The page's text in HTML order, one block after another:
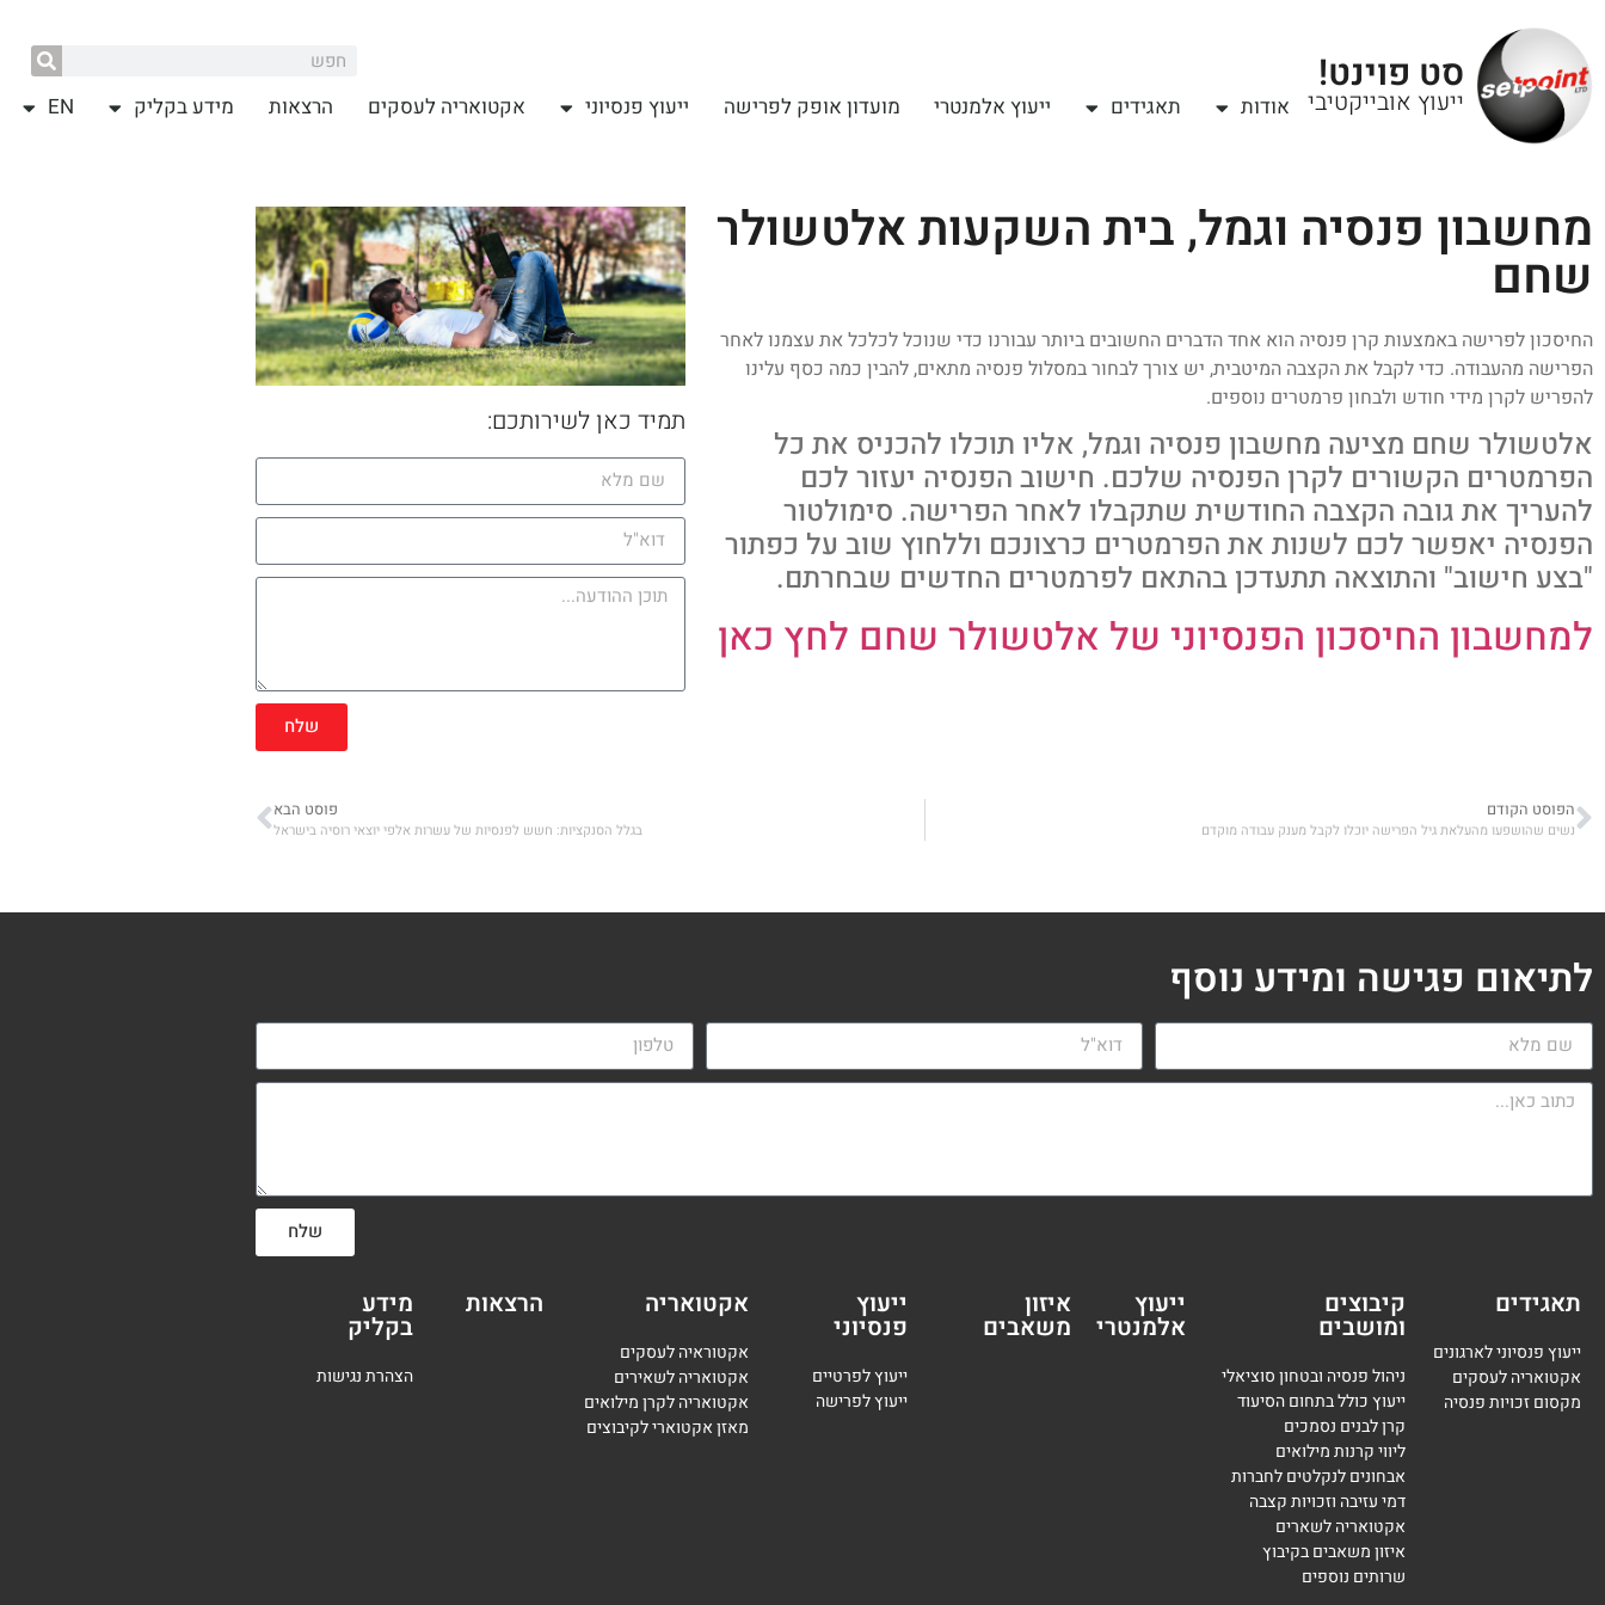
סט פוינט!
ייעוץ אובייקטיבי אודות תאגידים ייעוץ אלמנטרי מועדון אופק לפרישה ייעוץ פנסיוני אקטואריה לעסקים הרצאות מידע בקליק EN
מחשבון פנסיה וגמל, בית השקעות אלטשולר
שחם
החיסכון לפרישה באמצעות קרן פנסיה הוא אחד הדברים החשובים ביותר עבורנו כדי שנוכל לכלכל את עצמנו לאחר
הפרישה מהעבודה. כדי לקבל את הקצבה המיטבית, יש צורך לבחור במסלול פנסיה מתאים, להבין כמה כסף עלינו
להפריש לקרן מידי חודש ולבחון פרמטרים נוספים.
אלטשולר שחם מציעה מחשבון פנסיה וגמל, אליו תוכלו להכניס את כל
הפרמטרים הקשורים לקרן הפנסיה שלכם. חישוב הפנסיה יעזור לכם
להעריך את גובה הקצבה החודשית שתקבלו לאחר הפרישה. סימולטור
הפנסיה יאפשר לכם לשנות את הפרמטרים כרצונכם וללחוץ שוב על כפתור
"בצע חישוב" והתוצאה תתעדכן בהתאם לפרמטרים החדשים שבחרתם.
למחשבון החיסכון הפנסיוני של אלטשולר שחם לחץ כאן
תמיד כאן לשירותכם:
שלח
הפוסט הקודם
נשים שהושפעו מהעלאת גיל הפרישה יוכלו לקבל מענק עבודה מוקדם
פוסט הבא
בגלל הסנקציות: חשש לפנסיות של עשרות אלפי יוצאי רוסיה בישראל
לתיאום פגישה ומידע נוסף
שלח
תאגידים
ייעוץ פנסיוני לארגונים
אקטואריה לעסקים
מקסום זכויות פנסיה
קיבוצים
ומושבים
ניהול פנסיה ובטחון סוציאלי
ייעוץ כולל בתחום הסיעוד
קרן לבנים נסמכים
ליווי קרנות מילואים
אבחונים לנקלטים לחברות
דמי עזיבה וזכויות קצבה
אקטואריה לשארים
איזון משאבים בקיבוץ
שרותים נוספים
ייעוץ
אלמנטרי
איזון
משאבים
ייעוץ
פנסיוני
ייעוץ לפרטיים
ייעוץ לפרישה
אקטואריה
אקטוראיה לעסקים
אקטואריה לשאירים
אקטואריה לקרן מילואים
מאזן אקטוארי לקיבוצים
הרצאות מידע
בקליק
הצהרת נגישות